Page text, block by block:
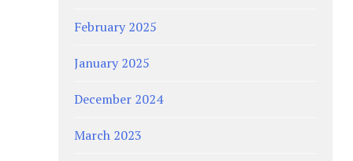
February 2025
January 2025
December 2024
March 2023